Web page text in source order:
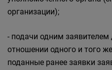
организации);
- подачи одним заявителем
отношении одного и того
поданные ранее заявки